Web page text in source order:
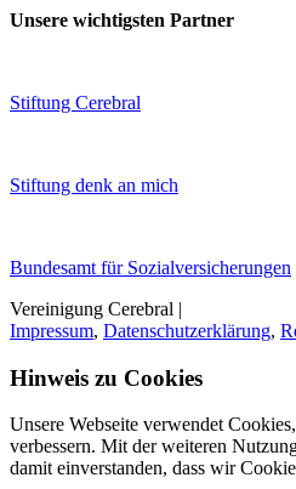
Unsere wichtigsten Partner
Stiftung Cerebral
Stiftung denk an mich
Bundesamt für Sozialversicherungen
Vereinigung Cerebral |
Impressum, Datenschutzerklärung,
Hinweis zu Cookies
Unsere Webseite verwendet
verbessern. Mit der weiteren
damit einverstanden, dass wir